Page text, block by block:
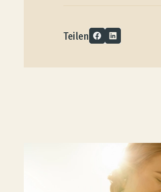
Teilen